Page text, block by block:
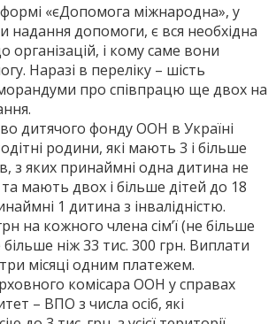
«єДопомога міжнародна», у
надання допомоги, є вся необхідна
організацій, і кому саме вони
Наразі в пе­реліку – шість
про співпрацю ще двох на
дитячого фонду ООН в Україні
родини, які мають 3 і більше
з яких принаймні одна дитина не
та мають двох і більше дітей до 18
1 дитина з інвалідністю.
на кожного члена сім’ї (не більше
більше ніж 33 тис. 300 грн. Виплати
місяці одним платежем.
комісара ООН у справах
– ВПО з числа осіб, які